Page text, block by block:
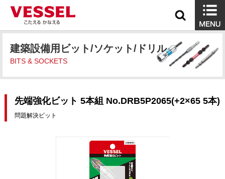
建築設備用ビット/ソケット/ドリル
BITS & SOCKETS
先端強化ビット 5本組 No.DRB5P2065(+2×65 5本)
問題解決ビット